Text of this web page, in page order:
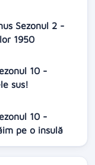
Sezonul 2 -
1950
10 -
sus!
10 -
pe o insulă